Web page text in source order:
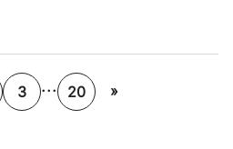
3 ... 20 »